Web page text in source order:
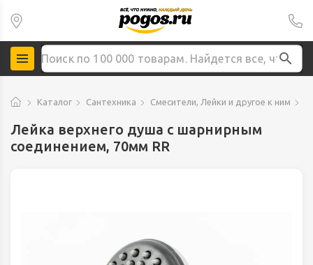
Каталог Сантехника Смесители, Лейки и другое к ним
Лейка верхнего душа с шарнирным
соединением, 70мм RR